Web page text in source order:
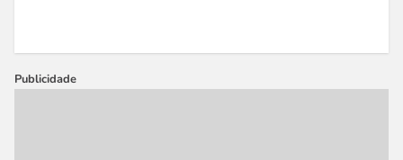
Publicidade